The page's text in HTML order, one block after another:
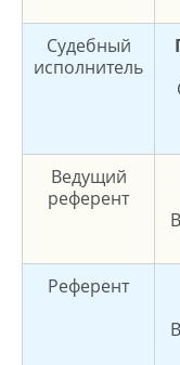
Судебный
исполнитель
Ведущий
референт
Референт